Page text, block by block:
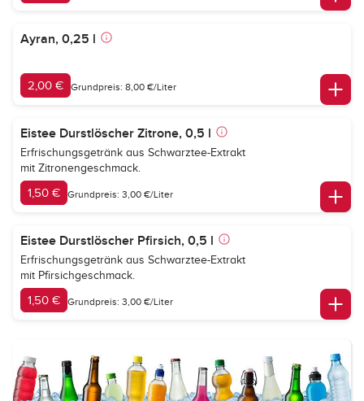
Ayran, 0,25 l
2,00 € Grundpreis: 8,00 €/Liter
Eistee Durstlöscher Zitrone, 0,5 l
Erfrischungsgetränk aus Schwarztee-Extrakt
mit Zitronengeschmack.
1,50 € Grundpreis: 3,00 €/Liter
Eistee Durstlöscher Pfirsich, 0,5 l
Erfrischungsgetränk aus Schwarztee-Extrakt
mit Pfirsichgeschmack.
1,50 € Grundpreis: 3,00 €/Liter